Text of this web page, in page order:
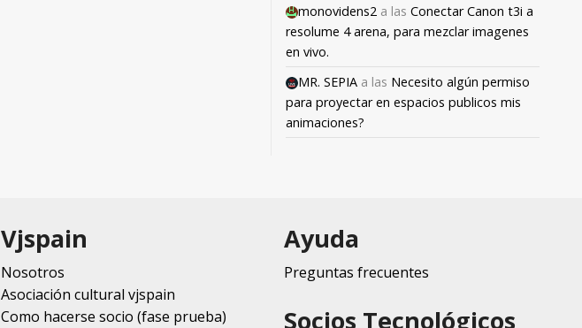
monovidens2 a las Conectar Canon t3i a
resolume 4 arena, para mezclar imagenes
en vivo.
MR. SEPIA a las Necesito algún permiso
para proyectar en espacios publicos mis
animaciones?
Vjspain
Nosotros
Asociación cultural vjspain
Como hacerse socio (fase prueba)
Ayuda
Preguntas frecuentes
Socios Tecnológicos